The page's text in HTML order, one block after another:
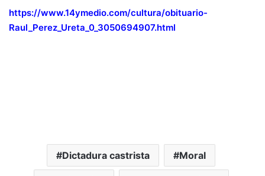
https://www.14ymedio.com/cultura/obituario-
Raul_Perez_Ureta_0_3050694907.html
Dictadura castrista Moral